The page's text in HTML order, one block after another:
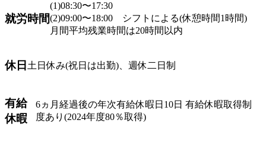
就労時間
(1)08:30〜17:30
(2)09:00〜18:00 シフトによる(休憩時間1時間)
月間平均残業時間は20時間以内
休日 土日休み(祝日は出勤)、週休二日制
有給
休暇
6ヵ月経過後の年次有給休暇日10日 有給休暇取得制
度あり(2024年度80％取得)